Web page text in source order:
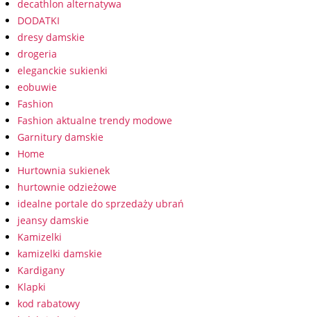
decathlon alternatywa
DODATKI
dresy damskie
drogeria
eleganckie sukienki
eobuwie
Fashion
Fashion aktualne trendy modowe
Garnitury damskie
Home
Hurtownia sukienek
hurtownie odzieżowe
idealne portale do sprzedaży ubrań
jeansy damskie
Kamizelki
kamizelki damskie
Kardigany
Klapki
kod rabatowy